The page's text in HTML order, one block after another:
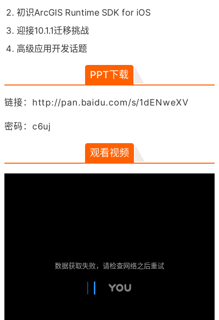
初识ArcGIS Runtime SDK for iOS
迎接10.1.1迁移挑战
高级应用开发话题
PPT下载
链接：http://pan.baidu.com/s/1dENweXV
密码：c6uj
观看视频
数据获取失败，请检查网络之后重试